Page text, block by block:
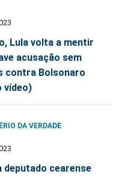
Lula volta a mentir
acusação sem
contra Bolsonaro
vídeo)
DA VERDADE
deputado cearense